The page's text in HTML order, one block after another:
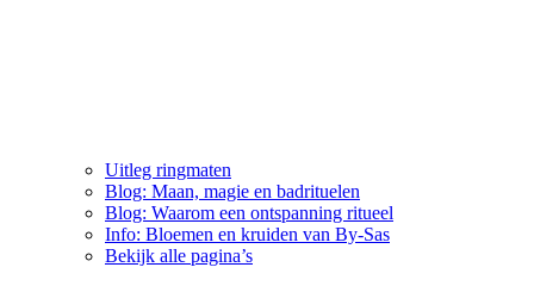
Uitleg ringmaten
Blog: Maan, magie en badrituelen
Blog: Waarom een ontspanning ritueel
Info: Bloemen en kruiden van By-Sas
Bekijk alle pagina’s